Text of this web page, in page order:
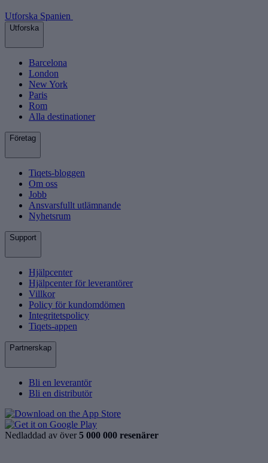
Utforska Spanien
Utforska
Barcelona
London
New York
Paris
Rom
Alla destinationer
Företag
Tiqets-bloggen
Om oss
Jobb
Ansvarsfullt utlämnande
Nyhetsrum
Support
Hjälpcenter
Hjälpcenter för leverantörer
Villkor
Policy för kundomdömen
Integritetspolicy
Tiqets-appen
Partnerskap
Bli en leverantör
Bli en distributör
Nedladdad av över 5 000 000 resenärer